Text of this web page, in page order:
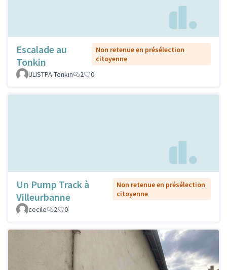
Escalade au
Tonkin
Non retenue en présélection
citoyenne
ULISTPA Tonkin
2 0
Un Pump Track à
Villeurbanne
Non retenue en présélection
citoyenne
cecile
2 0